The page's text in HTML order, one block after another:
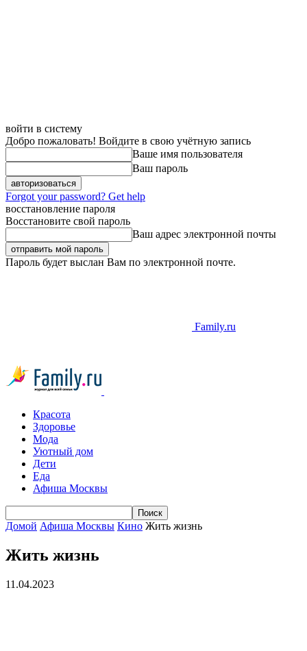
войти в систему
Добро пожаловать! Войдите в свою учётную запись
Ваше имя пользователя
Ваш пароль
Forgot your password? Get help
восстановление пароля
Восстановите свой пароль
Ваш адрес электронной почты
Пароль будет выслан Вам по электронной почте.
Family.ru
Красота
Здоровье
Мода
Уютный дом
Дети
Еда
Афиша Москвы
Домой Афиша Москвы Кино Жить жизнь
Жить жизнь
11.04.2023